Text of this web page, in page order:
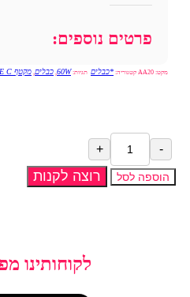
פרטים נוספים:
מקט: AA20 קטגוריה: *כבלים תגיות: 60W
, כבלים, מקטף TYPE C
הוספה לסל רוצה לקנות
לקוחותינו